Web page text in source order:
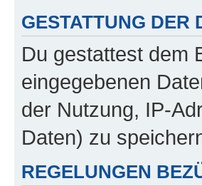
GESTATTUNG DER
Du gestattest dem
eingegebenen
der Nutzung, IP-
Daten) zu
REGELUNGEN